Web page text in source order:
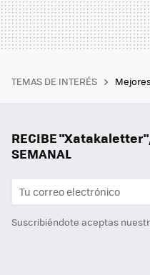
TEMAS DE INTERÉS
RECIBE "Xatakaletter",
SEMANAL
Suscribiéndote aceptas